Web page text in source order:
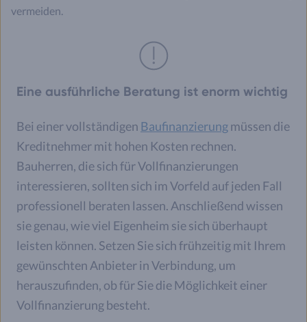
vermeiden.
Eine ausführliche Beratung ist enorm wichtig
Bei einer vollständigen Baufinanzierungmüssen die
Kreditnehmer mit hohen Kosten rechnen.
Bauherren, die sich für Vollfinanzierungen
interessieren, sollten sich im Vorfeld auf jeden Fall
professionell beraten lassen. Anschließend wissen
sie genau, wie viel Eigenheim sie sich überhaupt
leisten können. Setzen Sie sich frühzeitig mit Ihrem
gewünschten Anbieter in Verbindung, um
herauszufinden, ob für Sie die Möglichkeit einer
Vollfinanzierung besteht.